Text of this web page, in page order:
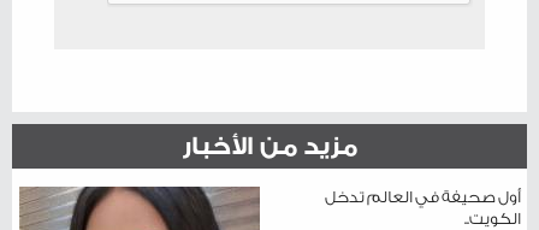
مزيد من الأخبار
أول صحيفة في العالم تدخل
الكويت..